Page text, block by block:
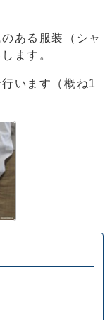
ある服装（シャ
ます。
います（概ね1